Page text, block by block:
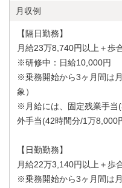
月収例
【隔日勤務】
月給23万8,740円以上＋歩
※研修中：日給10,000円
※乗務開始から3ヶ月間は
象）
※月給には、固定残業手当
外手当(42時間分/1万8,000
【日勤勤務】
月給22万3,140円以上＋歩
※乗務開始から3ヶ月間は